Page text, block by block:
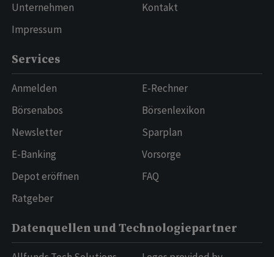
Unternehmen
Impressum
Kontakt
Services
Anmelden
Börsenabos
Newsletter
E-Banking
Depot eröffnen
Ratgeber
E-Rechner
Börsenlexikon
Sparplan
Vorsorge
FAQ
Datenquellen und Technologiepartner